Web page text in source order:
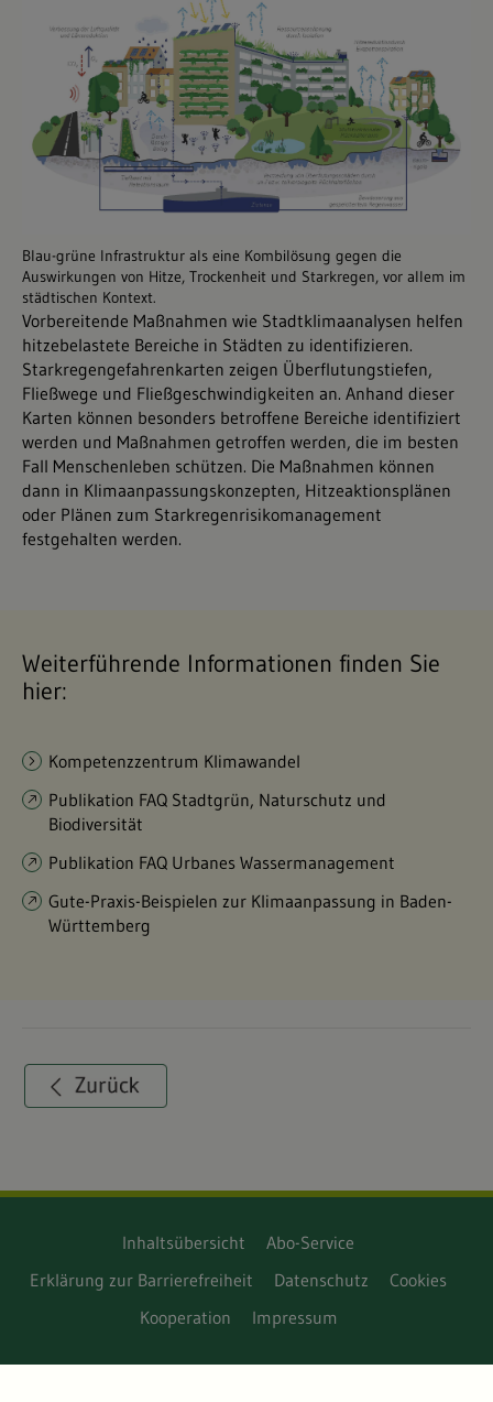
Blau-grüne Infrastruktur als eine Kombilösung gegen die
Auswirkungen von Hitze, Trockenheit und Starkregen, vor allem im
städtischen Kontext.
Vorbereitende Maßnahmen wie Stadtklimaanalysen helfen
hitzebelastete Bereiche in Städten zu identifizieren.
Starkregengefahrenkarten zeigen Überflutungstiefen,
Fließwege und Fließgeschwindigkeiten an. Anhand dieser
Karten können besonders betroffene Bereiche identifiziert
werden und Maßnahmen getroffen werden, die im besten
Fall Menschenleben schützen. Die Maßnahmen können
dann in Klimaanpassungskonzepten, Hitzeaktionsplänen
oder Plänen zum Starkregenrisikomanagement
festgehalten werden.
Weiterführende Informationen finden Sie
hier:
Kompetenzzentrum Klimawandel
Publikation FAQ Stadtgrün, Naturschutz und
Biodiversität
Publikation FAQ Urbanes Wassermanagement
Gute-Praxis-Beispielen zur Klimaanpassung in Baden-
Württemberg
Inhaltsübersicht
Abo-Service
Erklärung zur Barrierefreiheit
Datenschutz
Cookies
Kooperation
Impressum